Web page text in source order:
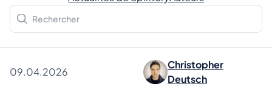
09.04.2026
Christopher
Deutsch